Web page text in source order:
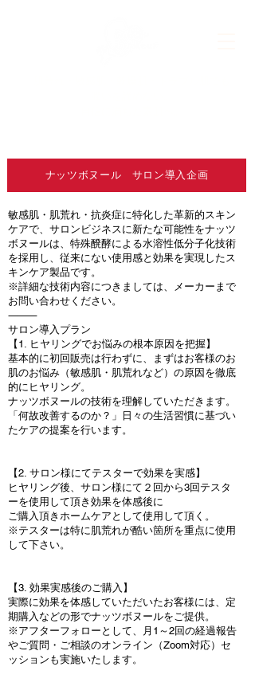
ナッツボヌール サロン導入企画
敏感肌・肌荒れ・抗炎症に特化した革新的スキン
ケアで、サロンビジネスに新たな可能性をナッツ
ボヌールは、特殊醗酵による水溶性低分子化技術
を採用し、従来にない使用感と効果を実現したス
キンケア製品です。
※詳細な技術内容につきましては、メーカーまで
お問い合わせください。
⸻
サロン導入プラン
【1. ヒヤリングでお悩みの根本原因を把握】
基本的に初回販売は行わずに、まずはお客様のお
肌のお悩み（敏感肌・肌荒れなど）の原因を徹底
的にヒヤリング。
ナッツボヌールの技術を理解していただきます。
「何故改善するのか？」日々の生活習慣に基づい
たケアの提案を行います。
【2. サロン様にてテスターで効果を実感】
ヒヤリング後、サロン様にて２回から3回テスタ
ーを使用して頂き効果を体感後に
ご購入頂きホームケアとして使用して頂く。
※テスターは特に肌荒れが酷い箇所を重点に使用
して下さい。
【3. 効果実感後のご購入】
実際に効果を体感していただいたお客様には、定
期購入などの形でナッツボヌールをご提供。
※アフターフォローとして、月1～2回の経過報告
やご質問・ご相談のオンライン（Zoom対応）セ
ッションも実施いたします。